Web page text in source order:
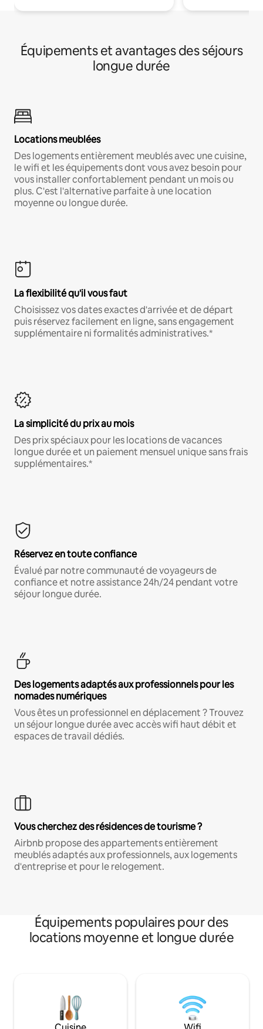
Équipements et avantages des séjours
longue durée
Locations meublées
Des logements entièrement meublés avec une cuisine,
le wifi et les équipements dont vous avez besoin pour
vous installer confortablement pendant un mois ou
plus. C'est l'alternative parfaite à une location
moyenne ou longue durée.
La flexibilité qu'il vous faut
Choisissez vos dates exactes d'arrivée et de départ
puis réservez facilement en ligne, sans engagement
supplémentaire ni formalités administratives.*
La simplicité du prix au mois
Des prix spéciaux pour les locations de vacances
longue durée et un paiement mensuel unique sans frais
supplémentaires.*
Réservez en toute confiance
Évalué par notre communauté de voyageurs de
confiance et notre assistance 24h/24 pendant votre
séjour longue durée.
Des logements adaptés aux professionnels pour les
nomades numériques
Vous êtes un professionnel en déplacement ? Trouvez
un séjour longue durée avec accès wifi haut débit et
espaces de travail dédiés.
Vous cherchez des résidences de tourisme ?
Airbnb propose des appartements entièrement
meublés adaptés aux professionnels, aux logements
d'entreprise et pour le relogement.
Équipements populaires pour des
locations moyenne et longue durée